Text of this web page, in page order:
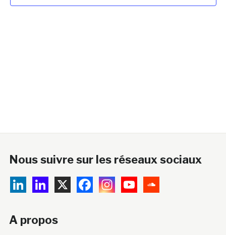
Nous suivre sur les réseaux sociaux
A propos